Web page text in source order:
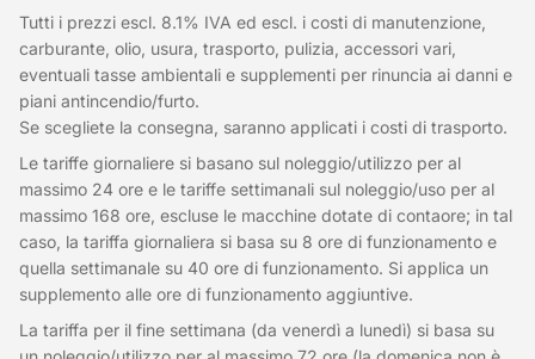
Tutti i prezzi escl. 8.1% IVA ed escl. i costi di manutenzione,
carburante, olio, usura, trasporto, pulizia, accessori vari,
eventuali tasse ambientali e supplementi per rinuncia ai danni e
piani antincendio/furto.
Se scegliete la consegna, saranno applicati i costi di trasporto.
Le tariffe giornaliere si basano sul noleggio/utilizzo per al
massimo 24 ore e le tariffe settimanali sul noleggio/uso per al
massimo 168 ore, escluse le macchine dotate di contaore; in tal
caso, la tariffa giornaliera si basa su 8 ore di funzionamento e
quella settimanale su 40 ore di funzionamento. Si applica un
supplemento alle ore di funzionamento aggiuntive.
La tariffa per il fine settimana (da venerdì a lunedì) si basa su